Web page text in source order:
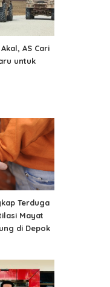
AS Cari
untuk
Terduga
Mayat
di Depok